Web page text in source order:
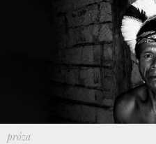
próza